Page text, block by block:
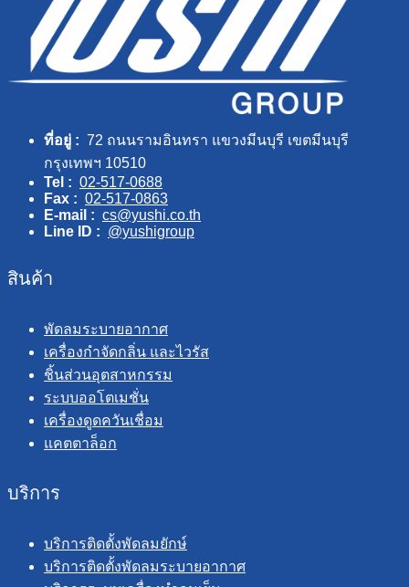
ที่อยู่ : 72 ถนนรามอินทรา แขวงมีนบุรี เขตมีนบุรี
กรุงเทพฯ 10510
Tel : 02-517-0688
Fax : 02-517-0863
E-mail : cs@yushi.co.th
Line ID : @yushigroup
สินค้า
พัดลมระบายอากาศ
เครื่องกำจัดกลิ่น และไวรัส
ชิ้นส่วนอุตสาหกรรม
ระบบออโตเมชั่น
เครื่องดูดควันเชื่อม
แคตตาล็อก
บริการ
บริการติดตั้งพัดลมยักษ์
บริการติดตั้งพัดลมระบายอากาศ